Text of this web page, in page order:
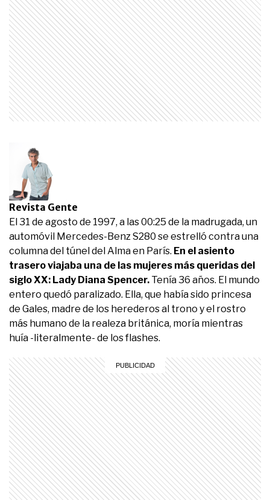
Revista Gente
El 31 de agosto de 1997, a las 00:25 de la madrugada, un
automóvil Mercedes-Benz S280 se estrelló contra una
columna del túnel del Alma en París. En el asiento
trasero viajaba una de las mujeres más queridas del
siglo XX: Lady Diana Spencer. Tenía 36 años. El mundo
entero quedó paralizado. Ella, que había sido princesa
de Gales, madre de los herederos al trono y el rostro
más humano de la realeza británica, moría mientras
huía -literalmente- de los flashes.